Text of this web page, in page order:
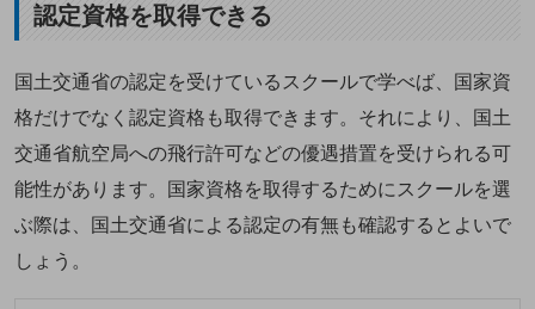
認定資格を取得できる
国土交通省の認定を受けているスクールで学べば、国家資
格だけでなく認定資格も取得できます。それにより、国土
交通省航空局への飛行許可などの優遇措置を受けられる可
能性があります。国家資格を取得するためにスクールを選
ぶ際は、国土交通省による認定の有無も確認するとよいで
しょう。